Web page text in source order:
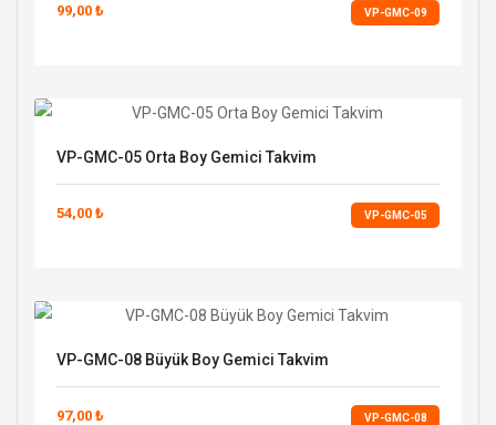
99,00 ₺ VP-GMC-09
VP-GMC-05 Orta Boy Gemici Takvim
54,00 ₺ VP-GMC-05
VP-GMC-08 Büyük Boy Gemici Takvim
97,00 ₺ VP-GMC-08